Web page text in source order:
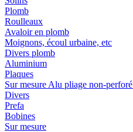
Plomb
Roulleaux
Avaloir en plomb
Moignons, écoul urbaine, etc
Divers plomb
Aluminium
Plaques
Sur mesure Alu pliage non-perforé
Divers
Prefa
Bobines
Sur mesure